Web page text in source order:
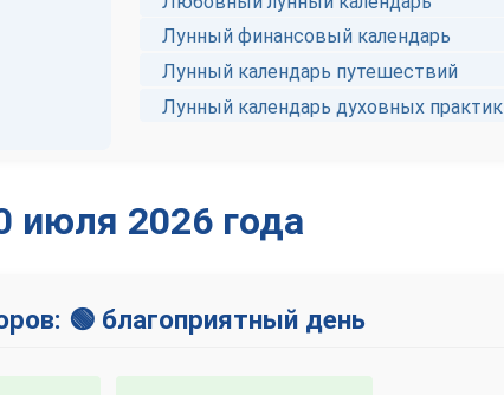
Лунный финансовый календарь
Лунный календарь путешествий
Лунный календарь духовных практик
июля 2026 года
🟢 благоприятный день